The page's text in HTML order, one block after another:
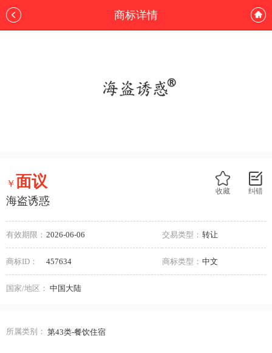
商标详情
纠错
收藏
￥面议
海盗诱惑
有效期限： 2026-06-06 交易类型： 转让
商标ID： 457634 商标类型： 中文
国家/地区： 中国大陆
所属类别： 第43类-餐饮住宿